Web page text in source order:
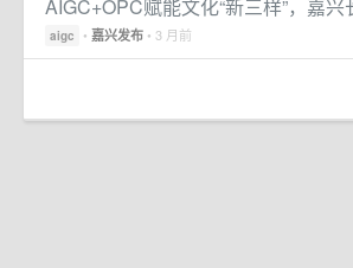
AIGC+OPC赋能文化“新三样”，嘉
aigc • 嘉兴发布 • 3 月前